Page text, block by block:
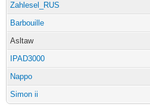
Zahlesel_RUS
Barbouille
Asltaw
IPAD3000
Nappo
Simon ii